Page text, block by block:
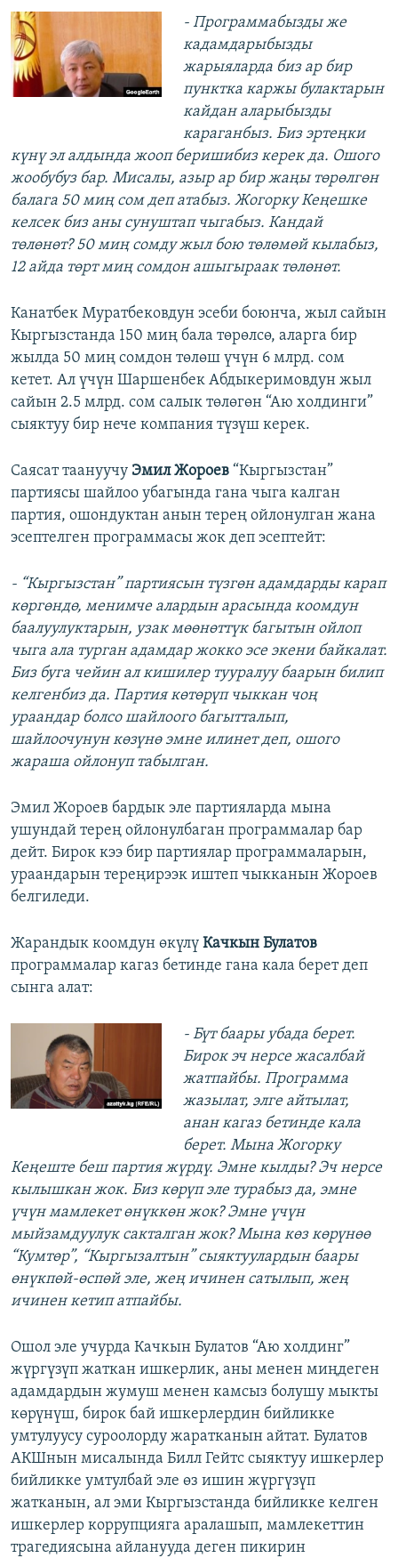
- Программабызды же
кадамдарыбызды
жарыяларда биз ар бир
пунктка каржы булактарын
кайдан аларыбызды
караганбыз. Биз эртеңки
күнү эл алдында жооп беришибиз керек да. Ошого
жообубуз бар. Мисалы, азыр ар бир жаңы төрөлгөн
балага 50 миң сом деп атабыз. Жогорку Кеңешке
келсек биз аны сунуштап чыгабыз. Кандай
төлөнөт? 50 миң сомду жыл бою төлөмөй кылабыз,
12 айда төрт миң сомдон ашыгыраак төлөнөт.
Канатбек Муратбековдун эсеби боюнча, жыл сайын
Кыргызстанда 150 миң бала төрөлсө, аларга бир
жылда 50 миң сомдон төлөш үчүн 6 млрд. сом
кетет. Ал үчүн Шаршенбек Абдыкеримовдун жыл
сайын 2.5 млрд. сом салык төлөгөн “Аю холдинги”
сыяктуу бир нече компания түзүш керек.
Саясат таануучу Эмил Жороев “Кыргызстан”
партиясы шайлоо убагында гана чыга калган
партия, ошондуктан анын терең ойлонулган жана
эсептелген программасы жок деп эсептейт:
- “Кыргызстан” партиясын түзгөн адамдарды карап
көргөндө, менимче алардын арасында коомдун
баалуулуктарын, узак мөөнөттүк багытын ойлоп
чыга ала турган адамдар жокко эсе экени байкалат.
Биз буга чейин ал кишилер тууралуу баарын билип
келгенбиз да. Партия көтөрүп чыккан чоң
ураандар болсо шайлоого багытталып,
шайлоочунун көзүнө эмне илинет деп, ошого
жараша ойлонуп табылган.
Эмил Жороев бардык эле партияларда мына
ушундай терең ойлонулбаган программалар бар
дейт. Бирок кээ бир партиялар программаларын,
ураандарын тереңирээк иштеп чыкканын Жороев
белгиледи.
Жарандык коомдун өкүлү Качкын Булатов
программалар кагаз бетинде гана кала берет деп
сынга алат:
- Бүт баары убада берет.
Бирок эч нерсе жасалбай
жатпайбы. Программа
жазылат, элге айтылат,
анан кагаз бетинде кала
берет. Мына Жогорку
Кеңеште беш партия жүрдү. Эмне кылды? Эч нерсе
кылышкан жок. Биз көрүп эле турабыз да, эмне
үчүн мамлекет өнүккөн жок? Эмне үчүн
мыйзамдуулук сакталган жок? Мына көз көрүнөө
“Кумтөр”, “Кыргызалтын” сыяктуулардын баары
өнүкпөй-өспөй эле, жең ичинен сатылып, жең
ичинен кетип атпайбы.
Ошол эле учурда Качкын Булатов “Аю холдинг”
жүргүзүп жаткан ишкерлик, аны менен миңдеген
адамдардын жумуш менен камсыз болушу мыкты
көрүнүш, бирок бай ишкерлердин бийликке
умтулуусу суроолорду жаратканын айтат. Булатов
АКШнын мисалында Билл Гейтс сыяктуу ишкерлер
бийликке умтулбай эле өз ишин жүргүзүп
жатканын, ал эми Кыргызстанда бийликке келген
ишкерлер коррупцияга аралашып, мамлекеттин
трагедиясына айланууда деген пикирин